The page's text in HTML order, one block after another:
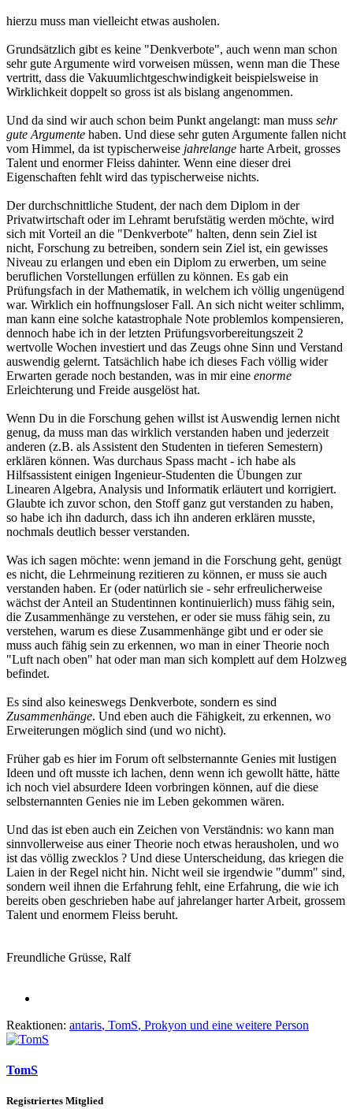
hierzu muss man vielleicht etwas ausholen.
Grundsätzlich gibt es keine "Denkverbote", auch wenn man schon
sehr gute Argumente wird vorweisen müssen, wenn man die These
vertritt, dass die Vakuumlichtgeschwindigkeit beispielsweise in
Wirklichkeit doppelt so gross ist als bislang angenommen.
Und da sind wir auch schon beim Punkt angelangt: man muss sehr
gute Argumente haben. Und diese sehr guten Argumente fallen nicht
vom Himmel, da ist typischerweise jahrelange harte Arbeit, grosses
Talent und enormer Fleiss dahinter. Wenn eine dieser drei
Eigenschaften fehlt wird das typischerweise nichts.
Der durchschnittliche Student, der nach dem Diplom in der
Privatwirtschaft oder im Lehramt berufstätig werden möchte, wird
sich mit Vorteil an die "Denkverbote" halten, denn sein Ziel ist
nicht, Forschung zu betreiben, sondern sein Ziel ist, ein gewisses
Niveau zu erlangen und eben ein Diplom zu erwerben, um seine
beruflichen Vorstellungen erfüllen zu können. Es gab ein
Prüfungsfach in der Mathematik, in welchem ich völlig ungenügend
war. Wirklich ein hoffnungsloser Fall. An sich nicht weiter schlimm,
man kann eine solche katastrophale Note problemlos kompensieren,
dennoch habe ich in der letzten Prüfungsvorbereitungszeit 2
wertvolle Wochen investiert und das Zeugs ohne Sinn und Verstand
auswendig gelernt. Tatsächlich habe ich dieses Fach völlig wider
Erwarten gerade noch bestanden, was in mir eine enorme
Erleichterung und Freide ausgelöst hat.
Wenn Du in die Forschung gehen willst ist Auswendig lernen nicht
genug, da muss man das wirklich verstanden haben und jederzeit
anderen (z.B. als Assistent den Studenten in tieferen Semestern)
erklären können. Was durchaus Spass macht - ich habe als
Hilfsassistent einigen Ingenieur-Studenten die Übungen zur
Linearen Algebra, Analysis und Informatik erläutert und korrigiert.
Glaubte ich zuvor schon, den Stoff ganz gut verstanden zu haben,
so habe ich ihn dadurch, dass ich ihn anderen erklären musste,
nochmals deutlich besser verstanden.
Was ich sagen möchte: wenn jemand in die Forschung geht, genügt
es nicht, die Lehrmeinung rezitieren zu können, er muss sie auch
verstanden haben. Er (oder natürlich sie - sehr erfreulicherweise
wächst der Anteil an Studentinnen kontinuierlich) muss fähig sein,
die Zusammenhänge zu verstehen, er oder sie muss fähig sein, zu
verstehen, warum es diese Zusammenhänge gibt und er oder sie
muss auch fähig sein zu erkennen, wo man in einer Theorie noch
"Luft nach oben" hat oder man man sich komplett auf dem Holzweg
befindet.
Es sind also keineswegs Denkverbote, sondern es sind
Zusammenhänge. Und eben auch die Fähigkeit, zu erkennen, wo
Erweiterungen möglich sind (und wo nicht).
Früher gab es hier im Forum oft selbsternannte Genies mit lustigen
Ideen und oft musste ich lachen, denn wenn ich gewollt hätte, hätte
ich noch viel absurdere Ideen vorbringen können, auf die diese
selbsternannten Genies nie im Leben gekommen wären.
Und das ist eben auch ein Zeichen von Verständnis: wo kann man
sinnvollerweise aus einer Theorie noch etwas herausholen, und wo
ist das völlig zwecklos ? Und diese Unterscheidung, das kriegen die
Laien in der Regel nicht hin. Nicht weil sie irgendwie "dumm" sind,
sondern weil ihnen die Erfahrung fehlt, eine Erfahrung, die wie ich
bereits oben geschrieben habe auf jahrelanger harter Arbeit, grossem
Talent und enormem Fleiss beruht.
Freundliche Grüsse, Ralf
Reaktionen: antaris, TomS, Prokyon und eine weitere Person
TomS
Registriertes Mitglied